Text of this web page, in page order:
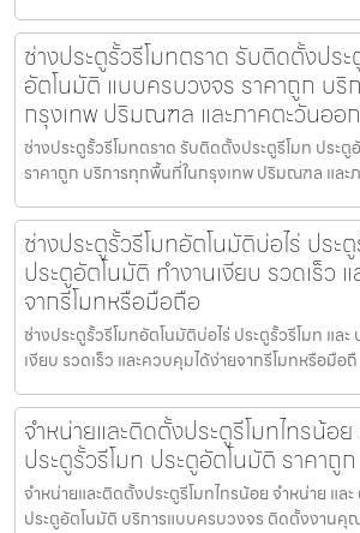
ช่างประตูรั้วรีโมทตราด รับติดตั้งประ
อัตโนมัติ แบบครบวงจร ราคาถูก บริ
กรุงเทพ ปริมณฑล และภาคตะวันออก
ช่างประตูรั้วรีโมทตราด รับติดตั้งประตูรีโมท ประ
ราคาถูก บริการทุกพื้นที่ในกรุงเทพ ปริมณฑล และ
ช่างประตูรั้วรีโมทอัตโนมัติบ่อไร่ ประ
ประตูอัตโนมัติ ทำงานเงียบ รวดเร็ว
จากรีโมทหรือมือถือ
ช่างประตูรั้วรีโมทอัตโนมัติบ่อไร่ ประตูรั้วรีโมท แล
เงียบ รวดเร็ว และควบคุมได้ง่ายจากรีโมทหรือมือถื
จำหน่ายและติดตั้งประตูรีโมทไทรน้อ
ประตูรั้วรีโมท ประตูอัตโนมัติ ราคาถูก
จำหน่ายและติดตั้งประตูรีโมทไทรน้อย จำหน่าย แล
ประตูอัตโนมัติ บริการแบบครบวงจร ติดตั้งงานคุ